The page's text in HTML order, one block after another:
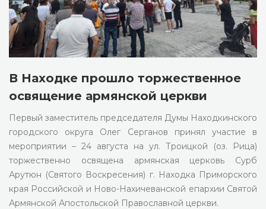
В Находке прошло торжественное
освящение армянской церкви
Первый заместитель председателя Думы Находкинского
городского округа Олег Серганов принял участие в
мероприятии – 24 августа на ул. Троицкой (оз. Рица)
торжественно освящена армянская церковь Сурб
Арутюн (Святого Воскресения) г. Находка Приморского
края Российской и Ново-Нахичеванской епархии Святой
Армянской Апостольской Православной церкви.